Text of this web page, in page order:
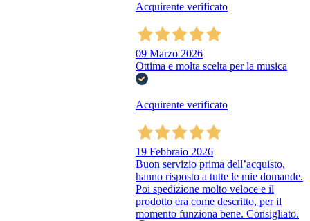
Acquirente verificato
09 Marzo 2026
Ottima e molta scelta per la musica
Acquirente verificato
19 Febbraio 2026
Buon servizio prima dell’acquisto,
hanno risposto a tutte le mie domande.
Poi spedizione molto veloce e il
prodotto era come descritto, per il
momento funziona bene. Consigliato.